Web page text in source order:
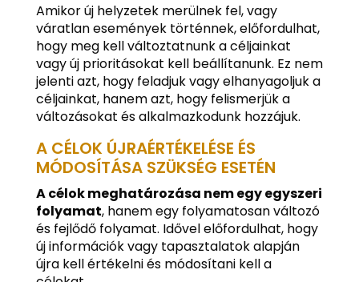
Amikor új helyzetek merülnek fel, vagy
váratlan események történnek, előfordulhat,
hogy meg kell változtatnunk a céljainkat
vagy új prioritásokat kell beállítanunk. Ez nem
jelenti azt, hogy feladjuk vagy elhanyagoljuk a
céljainkat, hanem azt, hogy felismerjük a
változásokat és alkalmazkodunk hozzájuk.
A CÉLOK ÚJRAÉRTÉKELÉSE ÉS
MÓDOSÍTÁSA SZÜKSÉG ESETÉN
A célok meghatározása nem egy egyszeri
folyamat, hanem egy folyamatosan változó
és fejlődő folyamat. Idővel előfordulhat, hogy
új információk vagy tapasztalatok alapján
újra kell értékelni és módosítani kell a